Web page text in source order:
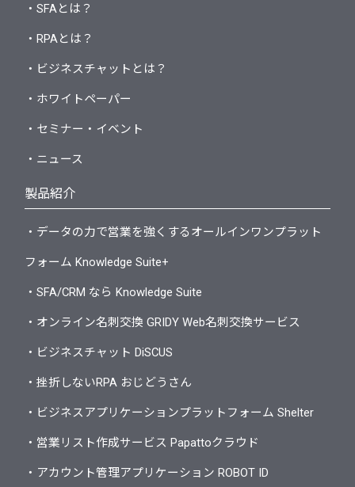
・SFAとは？
・RPAとは？
・ビジネスチャットとは？
・ホワイトペーパー
・セミナー・イベント
・ニュース
製品紹介
・データの力で営業を強くするオールインワンプラット
フォーム Knowledge Suite+
・SFA/CRM なら Knowledge Suite
・オンライン名刺交換 GRIDY Web名刺交換サービス
・ビジネスチャット DiSCUS
・挫折しないRPA おじどうさん
・ビジネスアプリケーションプラットフォーム Shelter
・営業リスト作成サービス Papattoクラウド
・アカウント管理アプリケーション ROBOT ID